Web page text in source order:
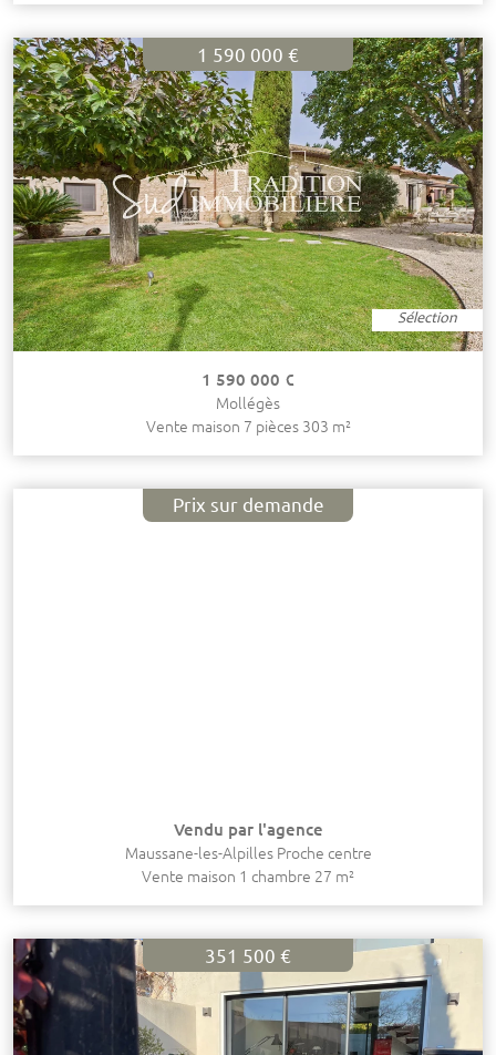
1 590 000 €
Sélection
1 590 000 €
Mollégès
Vente maison 7 pièces 303 m²
Prix sur demande
Vendu par l'agence
Maussane-les-Alpilles Proche centre
Vente maison 1 chambre 27 m²
351 500 €